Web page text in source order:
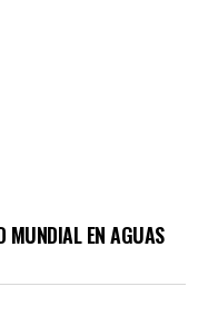
MUNDIAL EN AGUAS